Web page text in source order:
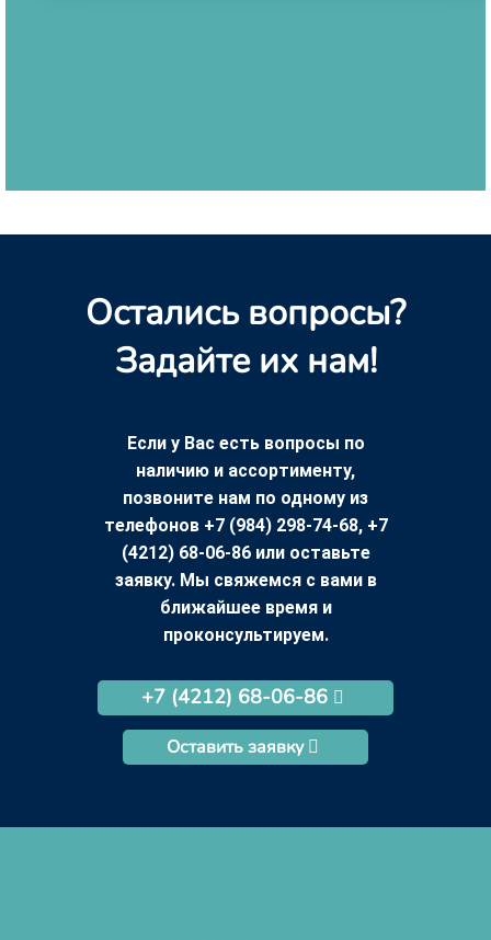
Остались вопросы?
Задайте их нам!
Если у Вас есть вопросы по
наличию и ассортименту,
позвоните нам по одному из
телефонов +7 (984) 298-74-68, +7
(4212) 68-06-86 или оставьте
заявку. Мы свяжемся с вами в
ближайшее время и
проконсультируем.
+7 (4212) 68-06-86
Оставить заявку